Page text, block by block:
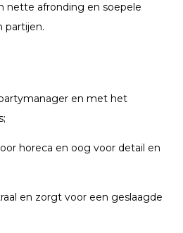
nette afronding en soepele
partijen.
en met het
horeca en oog voor detail en
en zorgt voor een geslaagde